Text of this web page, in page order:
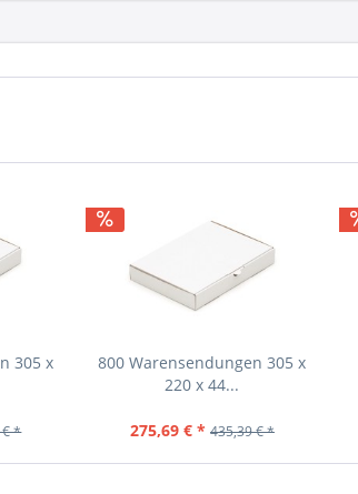
305 x
€ *
800 Warensendungen 305 x
220 x 44...
275,69 € * 435,39 € *